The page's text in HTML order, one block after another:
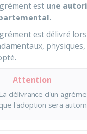
est une
est délivré
Attention
La délivrance d'un
que l'adoption sera